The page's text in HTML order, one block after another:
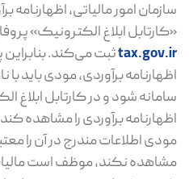
سازمان امور مالیاتی،
«کارتابل ابلاغ الکترونیک»
tax.gov.irثبت می‌کند.
اظهارنامه برآوردی، مودی باید با
سامانه شود و در کارتابل ابلاغ
اظهارنامه برآوردی را مشاهده
مودی اطلاعات مندرج در آن را
مشاهده نکند، موظف است